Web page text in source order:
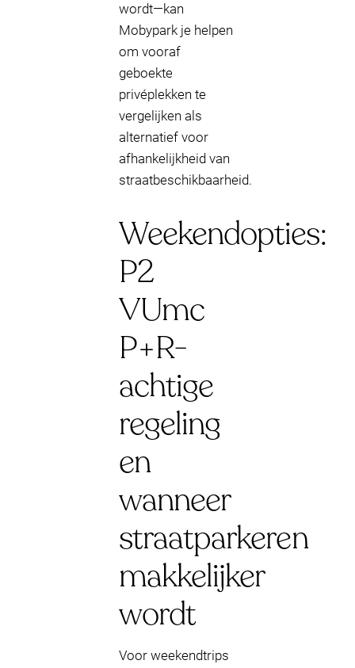
wordt—kan
Mobypark je helpen
om vooraf
geboekte
privéplekken te
vergelijken als
alternatief voor
afhankelijkheid van
straatbeschikbaarheid.
Weekendopties:
P2
VUmc
P+R-
achtige
regeling
en
wanneer
straatparkeren
makkelijker
wordt
Voor weekendtrips